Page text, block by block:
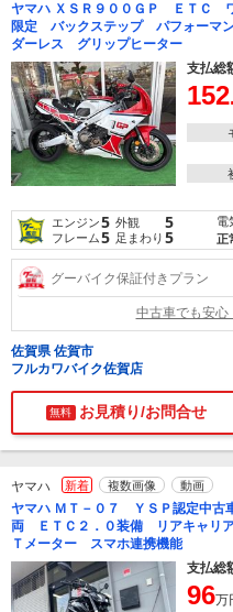
ヤマハ ＸＳＲ９００ＧＰ ＥＴＣ
限定 バックステップ パフォーマ
ダーレス グリップヒーター
支払総
152
エンジン5 外観 5
フレーム5 足まわり 5
電
正
グーバイク保証付きプラン
中古車でも安心
佐賀県 佐賀市
フルカワバイク佐賀店
無料 お見積り/お問合せ
ヤマハ 新着 複数画像 動画
ヤマハ ＭＴ－０７ ＹＳＰ認定中
両 ＥＴＣ２．０装備 リアキャリ
Ｔメーター スマホ連携機能
支払総
96万